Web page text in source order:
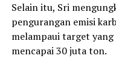
Selain itu, Sri
pengurangan emisi
melampaui target
mencapai 30 juta ton.